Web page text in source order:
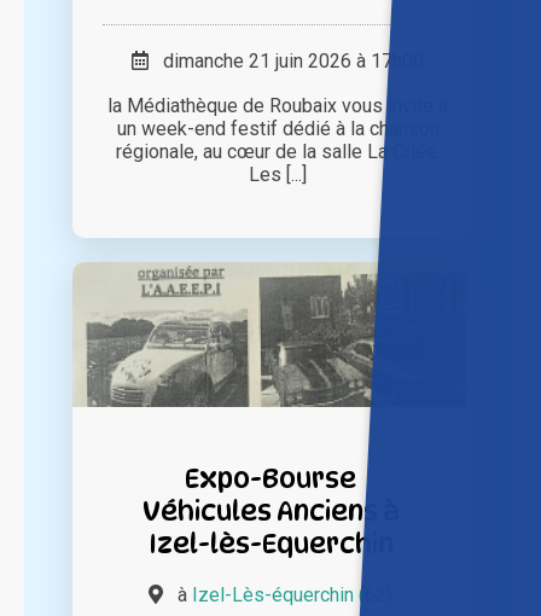
dimanche 21 juin 2026 à 17h00
la Médiathèque de Roubaix vous invite à
un week-end festif dédié à la chanson
régionale, au cœur de la salle La Criée.
Les [...]
Expo-Bourse
Véhicules Anciens à
Izel-lès-Equerchin
à Izel-Lès-équerchin (62)